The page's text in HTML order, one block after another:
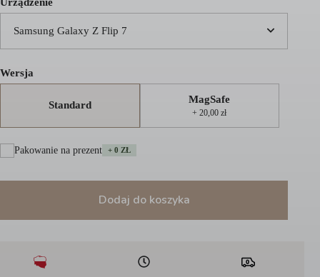
Samsung Galaxy Z Flip 7
Wersja
Standard
MagSafe
+ 20,00 zł
Pakowanie na prezent + 0 ZŁ
Dodaj do koszyka